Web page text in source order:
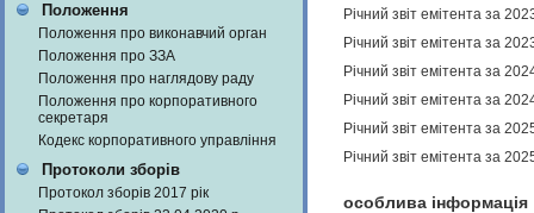
Положення
Положення про виконавчий орган
Положення про ЗЗА
Положення про наглядову раду
Положення про корпоративного
секретаря
Кодекс корпоративного управління
Протоколи зборів
Протокол зборів 2017 рік
Річний звіт емітента за
Річний звіт емітента за
Річний звіт емітента за
Річний звіт емітента за
Річний звіт емітента за
Річний звіт емітента за
особлива інформація